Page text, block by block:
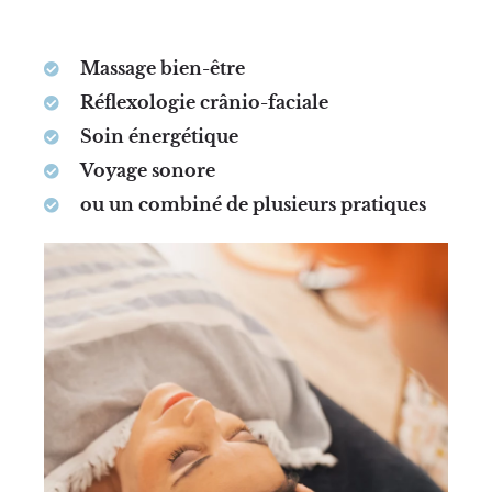
Massage bien-être
Réflexologie crânio-faciale
Soin énergétique
Voyage sonore
ou un combiné de plusieurs pratiques